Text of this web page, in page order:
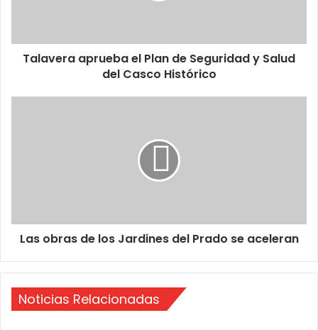
a
u
Talavera aprueba el Plan de Seguridad y Salud
del Casco Histórico
d
a
Las obras de los Jardines del Prado se aceleran
Noticias Relacionadas